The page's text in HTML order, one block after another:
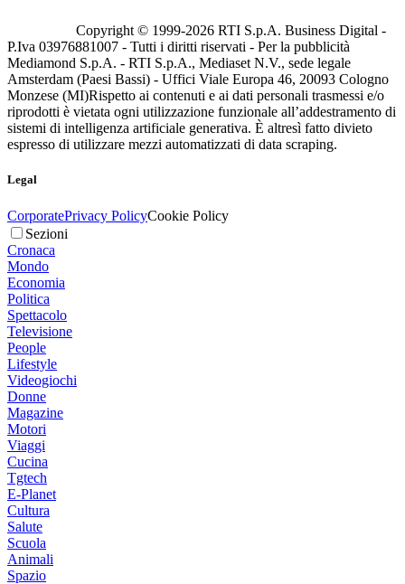
Copyright © 1999-2026 RTI S.p.A. Business Digital -
P.Iva 03976881007 - Tutti i diritti riservati - Per la pubblicità
Mediamond S.p.A. - RTI S.p.A., Mediaset N.V., sede legale
Amsterdam (Paesi Bassi) - Uffici Viale Europa 46, 20093 Cologno
Monzese (MI)Rispetto ai contenuti e ai dati personali trasmessi e/o
riprodotti è vietata ogni utilizzazione funzionale all’addestramento di
sistemi di intelligenza artificiale generativa. È altresì fatto divieto
espresso di utilizzare mezzi automatizzati di data scraping.
Legal
CorporatePrivacy PolicyCookie Policy
Sezioni
Cronaca
Mondo
Economia
Politica
Spettacolo
Televisione
People
Lifestyle
Videogiochi
Donne
Magazine
Motori
Viaggi
Cucina
Tgtech
E-Planet
Cultura
Salute
Scuola
Animali
Spazio